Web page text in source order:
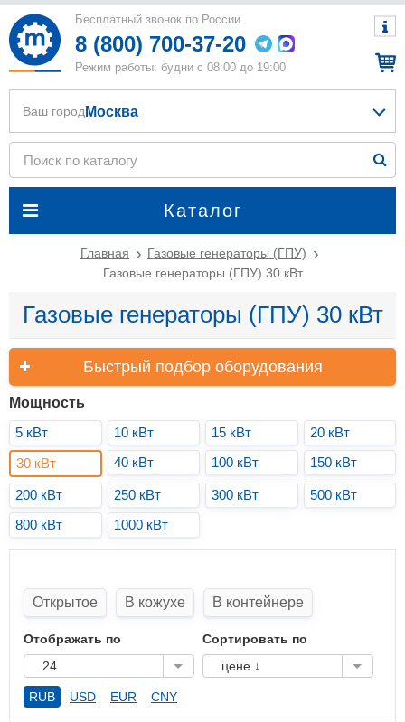
Бесплатный звонок по России
8 (800) 700-37-20
Режим работы: будни с 08:00 до 19:00
Каталог
Ваш город Москва
Главная
Газовые генераторы (ГПУ)
Газовые генераторы (ГПУ) 30 кВт
Газовые генераторы (ГПУ) 30 кВт
Быстрый подбор оборудования
Мощность
5 кВт
10 кВт 15 кВт
20 кВт
30 кВт
40 кВт 100 кВт 150 кВт
200 кВт 250 кВт 300 кВт
500 кВт
800 кВт
1000 кВт
Открытое В кожухе В контейнере
Отображать по
24
Сортировать по
цене ↓
RUB USD EUR CNY